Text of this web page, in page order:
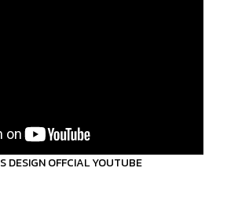
S DESIGN OFFCIAL YOUTUBE